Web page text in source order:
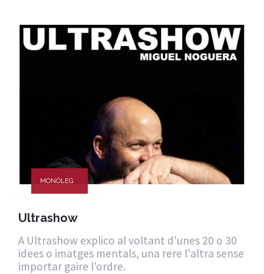
MONÒLEG
Ultrashow
A Ultrashow explico al voltant d'unes 20 o 30
idees o imatges mentals, una rere l'altra sense
importar gaire l'ordre.